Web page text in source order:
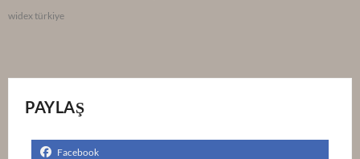
widex türkiye
PAYLAŞ
Facebook